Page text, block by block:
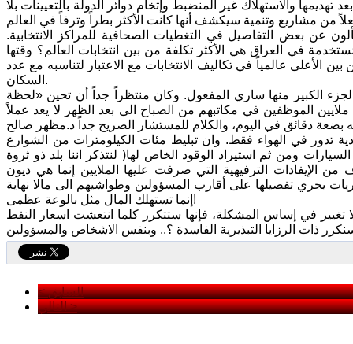
والاستهلاك غير المنضبط وإتخام دوائر الدولة بالتعيينات بلا
أوروبيين لمراقبة انتخاباتنا عام 2010، كانوا يسألون عن بعض التفاصيل في التغطيات الصحافية للمراكز الانتخابية.
في العراق هي الأكثر تكلفة من بين انتخابات العالم؟ وقتها
أيضاً كان من بين الأعلى عالمياً في تكاليف الانتخابات مع الاعتبار لتناسبه مع عدد
السكان.
الكبير منها ساري المفعول. وكان منتظراً جداً أن تحين «لحظة
الموظفين في مكاتبهم من الصباح الى بعد الظهر لا يعد عملاً
تدور في الهواء فقط. وان تبليط مئات الكيلومترات من الشوارع
ومن ثم استيراد الوقود الخاص لها( لنتذكر اننا بلد ذو ثروة
الإيفادات الترفيهية التي صرفت عليها الملايين إنما هي ديون
يجري تفصيلها على أقارب المسؤولين وطواشيهم الى مالا نهاية
إنما تستهلك المال مثل بالوعة عظمى!
تغيير في إساس المشكلة، فإنها ستتكرر كلما انتعشت اسعار النفط
< السابق
التالي >